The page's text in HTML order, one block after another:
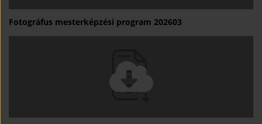
Fotográfus mesterképzési program 202603